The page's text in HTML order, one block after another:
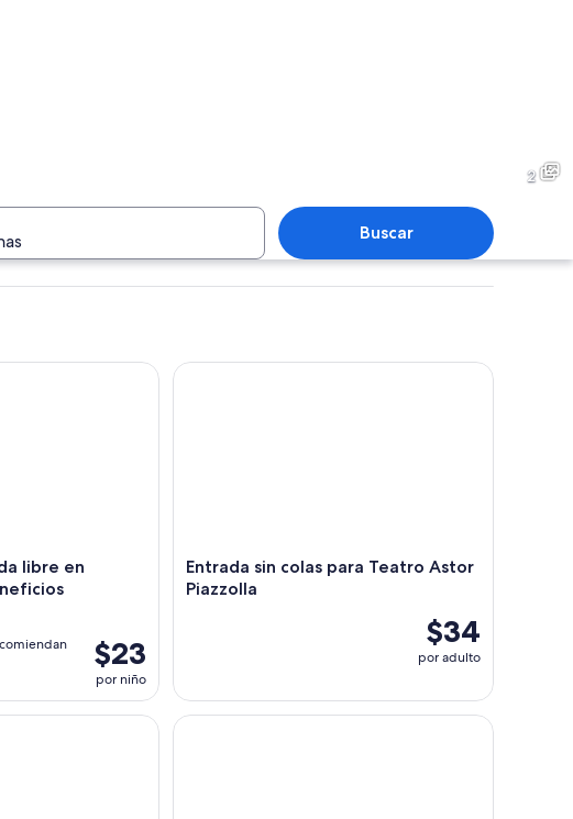
2
Buscar
libre en
$23
por niño
en Buenos Aires y beneficios exclusivos
Entrada sin colas para Teatro Astor
Piazzolla
$34
por adulto
Entrada sin colas para Teatro Astor Piazzolla
On-Hop Off y Beneficios ExclusivosBuenos Aires: visita guiada a pie por La Boca en